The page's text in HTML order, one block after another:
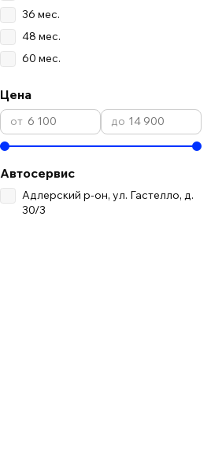
36 мес.
48 мес.
60 мес.
Цена
Автосервис
Адлерский р-он, ул. Гастелло, д.
30/3